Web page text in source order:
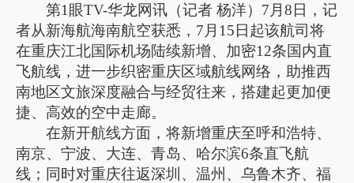
第1眼TV-华龙网讯（记者 杨洋）7月8日，记
者从新海航海南航空获悉，7月15日起该航司将
在重庆江北国际机场陆续新增、加密12条国内直
飞航线，进一步织密重庆区域航线网络，助推西
南地区文旅深度融合与经贸往来，搭建起更加便
捷、高效的空中走廊。
在新开航线方面，将新增重庆至呼和浩特、
南京、宁波、大连、青岛、哈尔滨6条直飞航
线；同时对重庆往返深圳、温州、乌鲁木齐、福